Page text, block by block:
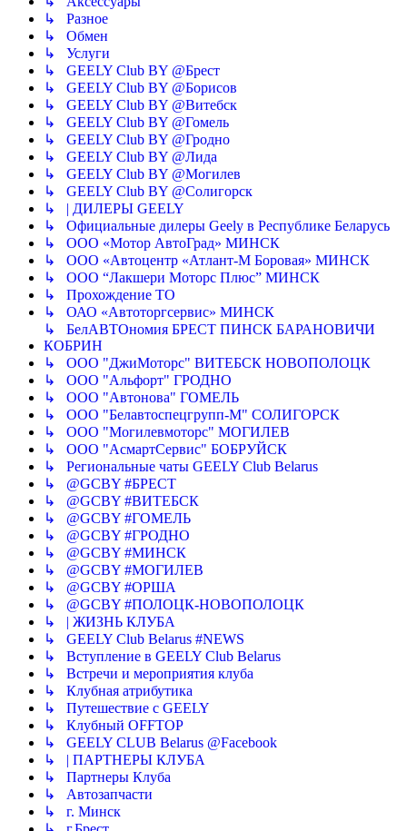
↳ Разное
↳ Обмен
↳ Услуги
↳ GEELY Club BY @Брест
↳ GEELY Club BY @Борисов
↳ GEELY Club BY @Витебск
↳ GEELY Club BY @Гомель
↳ GEELY Club BY @Гродно
↳ GEELY Club BY @Лида
↳ GEELY Club BY @Могилев
↳ GEELY Club BY @Солигорск
↳ | ДИЛЕРЫ GEELY
↳ Официальные дилеры Geely в Республике Беларусь
↳ ООО «Мотор АвтоГрад» МИНСК
↳ ООО «Автоцентр «Атлант-М Боровая» МИНСК
↳ ООО “Лакшери Моторс Плюс” МИНСК
↳ Прохождение ТО
↳ ОАО «Автоторгсервис» МИНСК
↳ БелАВТОномия БРЕСТ ПИНСК БАРАНОВИЧИ
КОБРИН
↳ ООО "ДжиМоторс" ВИТЕБСК НОВОПОЛОЦК
↳ ООО "Альфорт" ГРОДНО
↳ ООО "Автонова" ГОМЕЛЬ
↳ ООО "Белавтоспецгрупп-М" СОЛИГОРСК
↳ ООО "Могилевмоторс" МОГИЛЕВ
↳ ООО "АсмартСервис" БОБРУЙСК
↳ Региональные чаты GEELY Club Belarus
↳ @GCBY #БРЕСТ
↳ @GCBY #ВИТЕБСК
↳ @GCBY #ГОМЕЛЬ
↳ @GCBY #ГРОДНО
↳ @GCBY #МИНСК
↳ @GCBY #МОГИЛЕВ
↳ @GCBY #ОРША
↳ @GCBY #ПОЛОЦК-НОВОПОЛОЦК
↳ | ЖИЗНЬ КЛУБА
↳ GEELY Club Bеlarus #NEWS
↳ Вступление в GEELY Club Belarus
↳ Встречи и мероприятия клуба
↳ Клубная атрибутика
↳ Путешествие с GEELY
↳ Клубный OFFTOP
↳ GEELY CLUB Belarus @Facebook
↳ | ПАРТНЕРЫ КЛУБА
↳ Партнеры Клуба
↳ Автозапчасти
↳ г. Минск